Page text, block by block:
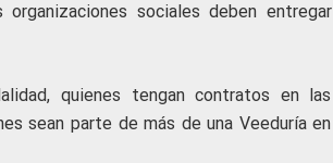
sociales deben entregar
quienes tengan contratos en las
sean parte de más de una Veeduría en